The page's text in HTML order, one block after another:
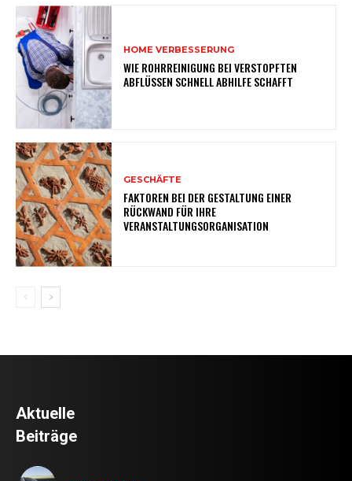
HOME VERBESSERUNG
WIE ROHRREINIGUNG BEI VERSTOPFTEN
ABFLÜSSEN SCHNELL ABHILFE SCHAFFT
GESCHÄFTE
FAKTOREN BEI DER GESTALTUNG EINER
RÜCKWAND FÜR IHRE
VERANSTALTUNGSORGANISATION
Aktuelle
Beiträge